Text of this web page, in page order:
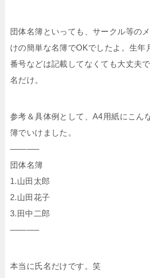
団体名簿といっても、サークル等の
けの簡単な名簿でOKでしたよ。生年
番号などは記載してなくても大丈夫
名だけ。
参考＆具体例として、A4用紙にこん
簿でいけました。
———–
団体名簿
1.山田太郎
2.山田花子
3.田中二郎
———–
本当に氏名だけです。笑